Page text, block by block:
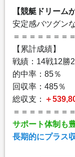
【競艇ドリーム
安定感バツグン
＝＝＝＝＝＝＝
【累計成績】
戦績：14戦12勝
的中率：85％
回収率：485％
総収支：
＋
＝＝＝＝＝＝＝
サポート体制も
長期的にプラス